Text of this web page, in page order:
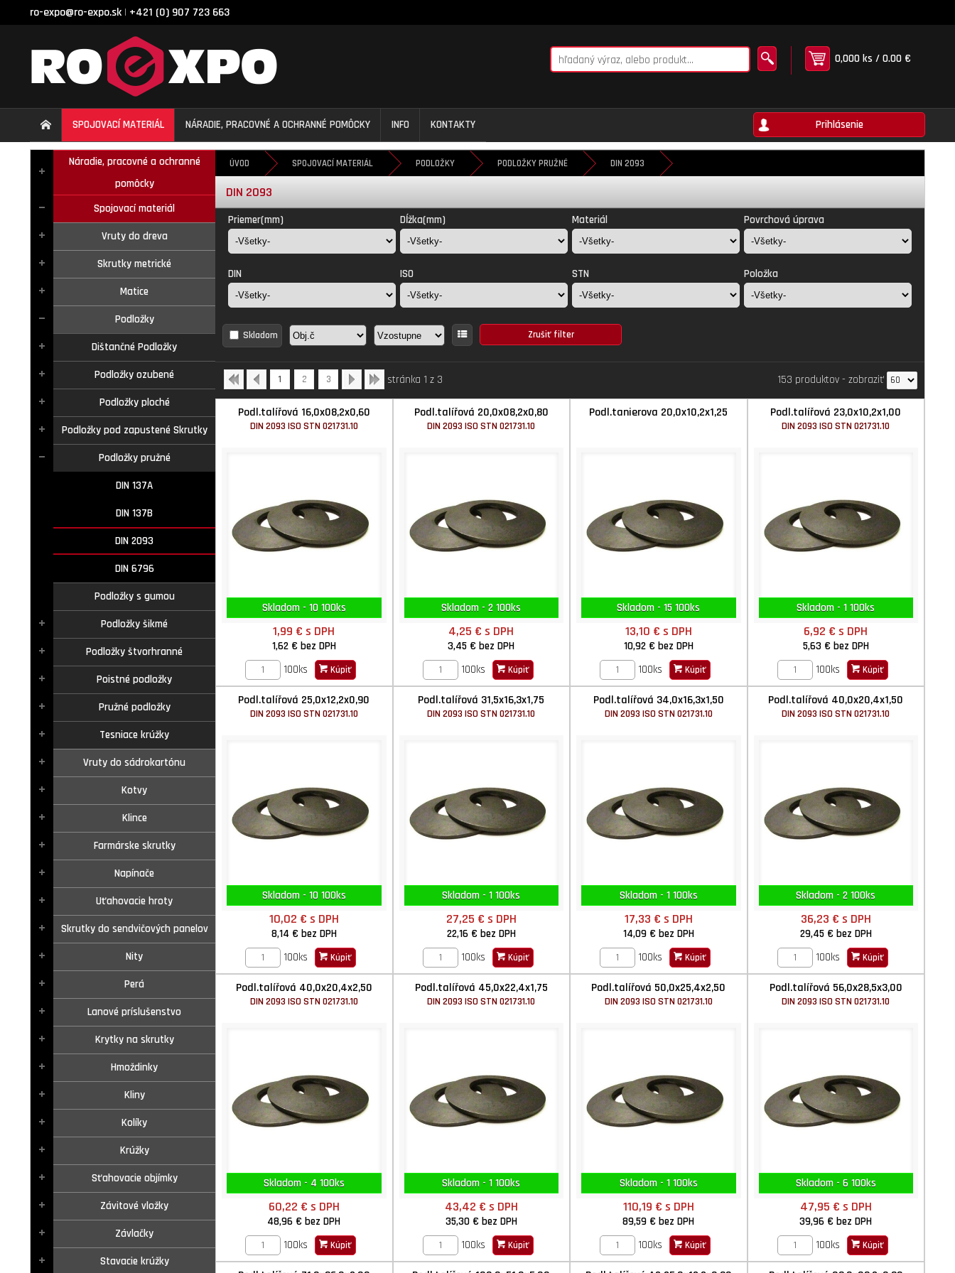
ro-expo@ro-expo.sk | +421 (0) 907 723 663
0,000 ks / 0.00 €
SPOJOVACÍ MATERIÁL NÁRADIE, PRACOVNÉ A OCHRANNÉ POMÔCKY INFO KONTAKTY Prihlásenie
Náradie, pracovné a ochranné
pomôcky
Spojovací materiál
Vruty do dreva
Skrutky metrické
Matice
Podložky
Dištančné Podložky
Podložky ozubené
Podložky ploché
Podložky pod zapustené Skrutky
Podložky pružné
DIN 137A
DIN 137B
DIN 2093
DIN 6796
Podložky s gumou
Podložky šikmé
Podložky štvorhranné
Poistné podložky
Pružné podložky
Tesniace krúžky
Vruty do sádrokartónu
Kotvy
Klince
Farmárske skrutky
Napínače
Uťahovacie hroty
Skrutky do sendvičových panelov
Nity
Perá
Lanové príslušenstvo
Krytky na skrutky
Hmoždinky
Kliny
Kolíky
Krúžky
Sťahovacie objímky
Závitové vložky
Závlačky
Stavacie krúžky
ÚVOD SPOJOVACÍ MATERIÁL PODLOŽKY PODLOŽKY PRUŽNÉ DIN 2093
DIN 2093
Priemer(mm) Dĺžka(mm) Materiál Povrchová úprava
DIN ISO STN Položka
Skladom
1 2 3 stránka 1 z 3 153 produktov - zobraziť
Podl.talířová 16,0x08,2x0,60
DIN 2093 ISO STN 021731.10
Skladom - 10 100ks
1,99 €s DPH
1,62 € bez DPH
100ks
Kúpiť
Podl.talířová 20,0x08,2x0,80
DIN 2093 ISO STN 021731.10
Skladom - 2 100ks
4,25 €s DPH
3,45 €bez DPH
100ks
Kúpiť
Podl.tanierova 20,0x10,2x1,25
Skladom - 15 100ks
13,10 € s DPH
10,92 € bez DPH
100ks
Kúpiť
Podl.talířová 23,0x10,2x1,00
DIN 2093 ISO STN 021731.10
Skladom - 1 100ks
6,92 €s DPH
5,63 € bez DPH
100ks
Kúpiť
Podl.talířová 25,0x12,2x0,90
DIN 2093 ISO STN 021731.10
Skladom - 10 100ks
10,02 € s DPH
8,14 € bez DPH
100ks
Kúpiť
Podl.talířová 31,5x16,3x1,75
DIN 2093 ISO STN 021731.10
Skladom - 1 100ks
27,25 € s DPH
22,16 € bez DPH
100ks
Kúpiť
Podl.talířová 34,0x16,3x1,50
DIN 2093 ISO STN 021731.10
Skladom - 1 100ks
17,33 € s DPH
14,09 € bez DPH
100ks
Kúpiť
Podl.talířová 40,0x20,4x1,50
DIN 2093 ISO STN 021731.10
Skladom - 2 100ks
36,23 € s DPH
29,45 € bez DPH
100ks
Kúpiť
Podl.talířová 40,0x20,4x2,50
DIN 2093 ISO STN 021731.10
Skladom - 4 100ks
60,22 € s DPH
48,96 €bez DPH
100ks
Kúpiť
Podl.talířová 45,0x22,4x1,75
DIN 2093 ISO STN 021731.10
Skladom - 1 100ks
43,42 € s DPH
35,30 € bez DPH
100ks
Kúpiť
Podl.talířová 50,0x25,4x2,50
DIN 2093 ISO STN 021731.10
Skladom - 1 100ks
110,19 € s DPH
89,59 €bez DPH
100ks
Kúpiť
Podl.talířová 56,0x28,5x3,00
DIN 2093 ISO STN 021731.10
Skladom - 6 100ks
47,95 € s DPH
39,96 €bez DPH
100ks
Kúpiť